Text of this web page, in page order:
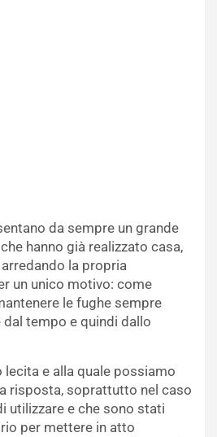
da sempre un grande
hanno già realizzato casa,
la propria
un unico motivo: come
le fughe sempre
dal tempo e quindi dallo
lecita e alla quale possiamo
risposta, soprattutto nel caso
utilizzare e che sono stati
per mettere in atto